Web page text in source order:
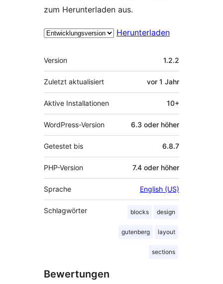
zum Herunterladen aus.
Herunterladen
Meta
Version 1.2.2
Zuletzt aktualisiert vor 1 Jahr
Aktive Installationen 10+
WordPress-Version 6.3 oder höher
Getestet bis 6.8.7
PHP-Version 7.4 oder höher
Sprache English (US)
Schlagwörter blocks design
gutenberg layout
sections
Bewertungen